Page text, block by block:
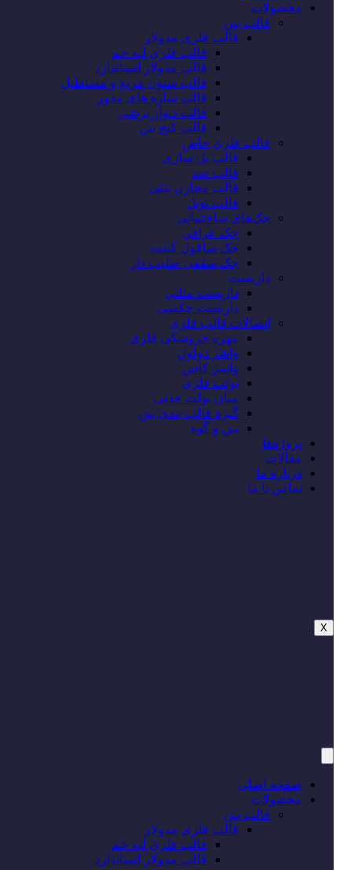
محصولات
قالب بتن
قالب فلزی مدولار
قالب فلزی لبه خم
قالب مدولار استاندارد
قالب ستون مربع و مستطیل
قالب سازه های مدور
قالب دیوار برشی
قالب کنج بتن
قالب فلزی خاص
قالب پل سازی
قالب سد
قالب مخازن بتنی
قالب تونل
جک‌های ساختمانی
جک عراقی
جک شاقول کننده
جک سقفی صلیب دار
داربست
داربست مثلثی
داربست چکشی
اتصالات قالب فلزی
مهره خروسکی فلزی
واشر دولول
واشر کاس
بولت فلزی
میان بولت چدنی
گیره قالب بندی بتن
پین و گوه
پروژه‌‌ها
مقالات
درباره ما
تماس با ما
X
صفحه اصلی
محصولات
قالب بتن
قالب فلزی مدولار
قالب فلزی لبه خم
قالب مدولار استاندارد